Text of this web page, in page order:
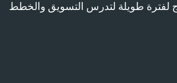
لفترة طويلة لتدرس التسويق والخطط